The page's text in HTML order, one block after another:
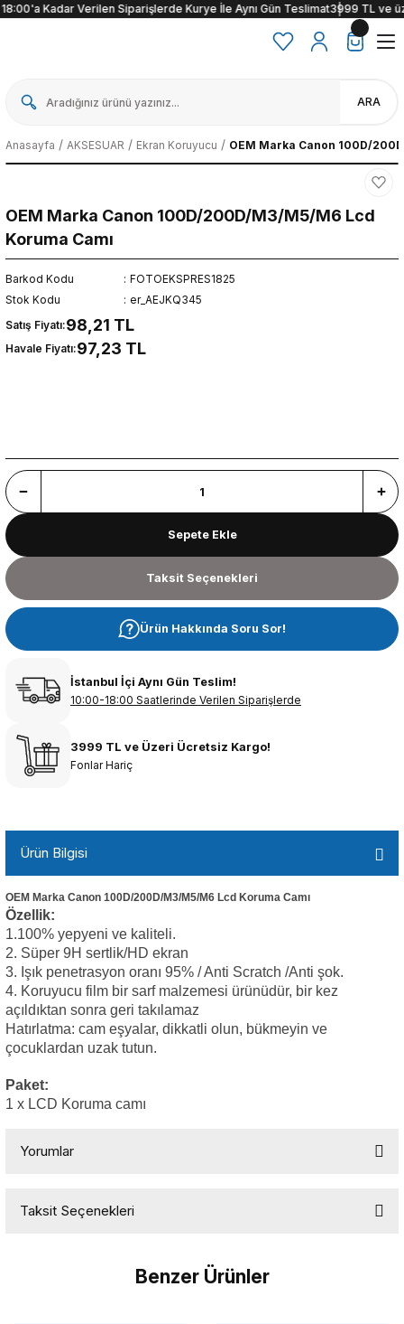
Kadar Verilen Siparişlerde Kurye İle Aynı Gün Teslimat3999 TL ve
ARA
Anasayfa AKSESUAR Ekran Koruyucu OEM Marka Canon 100D/
OEM Marka Canon 100D/200D/M3/M5/M6 Lcd
Koruma Camı
Barkod Kodu
FOTOEKSPRES1825
Stok Kodu
er_AEJKQ345
Satış Fiyatı:98,21 TL
Havale Fiyatı:97,23 TL
Sepete Ekle
Taksit Seçenekleri
Ürün Hakkında Soru Sor!
İstanbul İçi Aynı Gün Teslim!
10:00-18:00 Saatlerinde Verilen Siparişlerde
3999 TL ve Üzeri Ücretsiz Kargo!
Fonlar Hariç
Ürün Bilgisi
OEM Marka Canon 100D/200D/M3/M5/M6 Lcd Koruma Camı
Özellik:
1.100% yepyeni ve kaliteli.
2. Süper 9H sertlik/HD ekran
3. Işık penetrasyon oranı 95% / Anti Scratch /Anti şok.
4. Koruyucu film bir sarf malzemesi ürünüdür, bir kez
açıldıktan sonra geri takılamaz
Hatırlatma: cam eşyalar, dikkatli olun, bükmeyin ve
çocuklardan uzak tutun.
Paket:
1 x LCD Koruma camı
Yorumlar
Yorum Yaz
Taksit Seçenekleri
Benzer Ürünler